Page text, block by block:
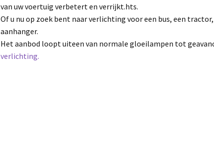
van uw voertuig verbetert en verrijkt.hts.
Of u nu op zoek bent naar verlichting voor een bus, een
aanhanger.
Het aanbod loopt uiteen van normale gloeilampen tot
verlichting.